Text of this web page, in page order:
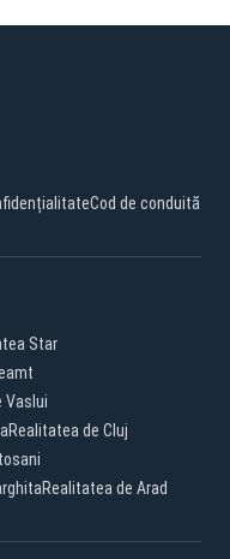
Cod de conduită
Star
Vaslui
Realitatea de Cluj
Realitatea de Arad